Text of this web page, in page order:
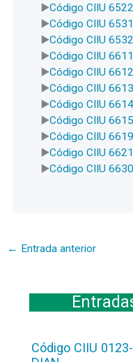
Código CIIU 6522
Código CIIU 6531
Código CIIU 6532
Código CIIU 6611
Código CIIU 6612
Código CIIU 6613
Código CIIU 6614
Código CIIU 6615
Código CIIU 6619
Código CIIU 6621
Código CIIU 6630
← Entrada anterior
Código CIIU